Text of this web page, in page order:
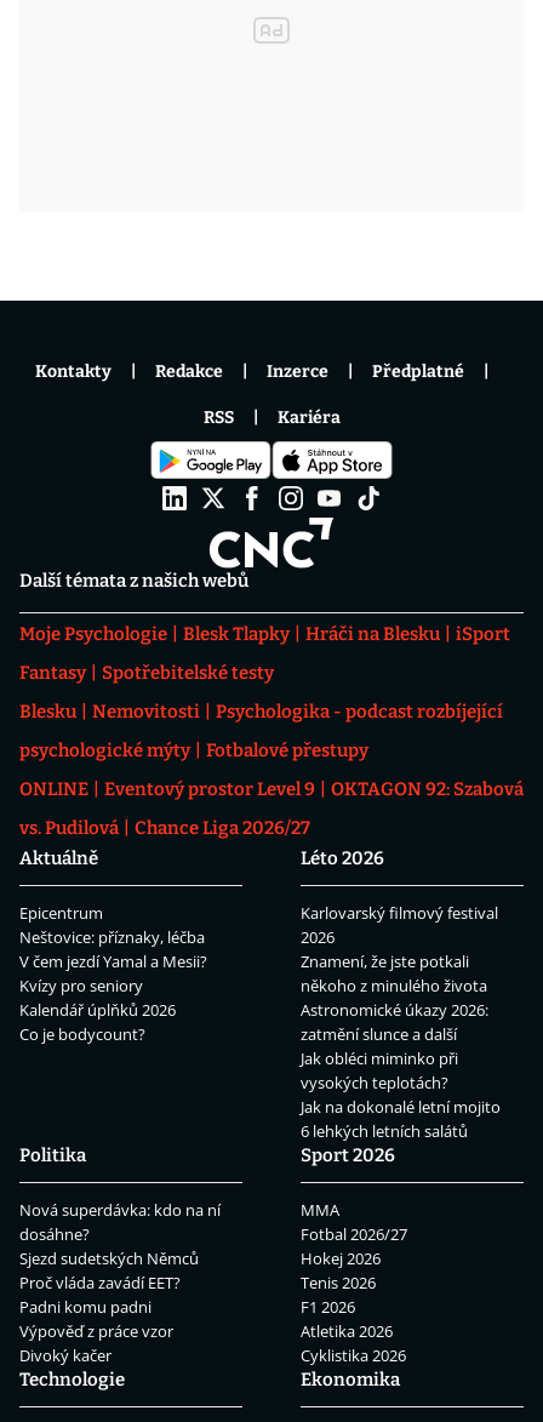
Další témata z našich webů
Moje Psychologie Blesk Tlapky Hráči na Blesku
iSport
Fantasy
Spotřebitelské testy
Blesku
Nemovitosti
Psychologika - podcast rozbíjející
psychologické mýty
Fotbalové přestupy
ONLINE
Eventový prostor Level 9
OKTAGON 92: Szabová
vs. Pudilová
Chance Liga 2026/27
Aktuálně
Epicentrum
Neštovice: příznaky, léčba
V čem jezdí Yamal a Mesii?
Kvízy pro seniory
Kalendář úplňků 2026
Co je bodycount?
Léto 2026
Karlovarský filmový festival
2026
Znamení, že jste potkali
někoho z minulého života
Astronomické úkazy 2026:
zatmění slunce a další
Jak obléci miminko při
vysokých teplotách?
Jak na dokonalé letní mojito
6 lehkých letních salátů
Politika
Nová superdávka: kdo na ní
dosáhne?
Sjezd sudetských Němců
Proč vláda zavádí EET?
Padni komu padni
Výpověď z práce vzor
Divoký kačer
Sport 2026
MMA
Fotbal 2026/27
Hokej 2026
Tenis 2026
F1 2026
Atletika 2026
Cyklistika 2026
Technologie
Ekonomika
Kontakty Redakce Inzerce Předplatné
RSS Kariéra